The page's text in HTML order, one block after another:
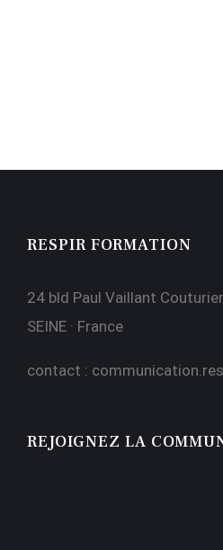
RESPIR FORMATION
24 bld Paul Vaillant
SEINE · France
contact :
REJOIGNEZ LA